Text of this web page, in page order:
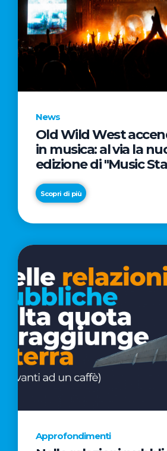
News
Old Wild West
in musica: al via la
edizione di "Music
prestigiose
Radio Italia e Live
Scopri di più
Approfondimenti